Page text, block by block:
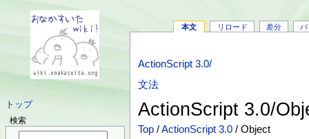
トップ
検索
本文 リロード 差分 バ
ActionScript 3.0/
文法
ActionScript 3.0/
Top /ActionScript 3.0 / Object